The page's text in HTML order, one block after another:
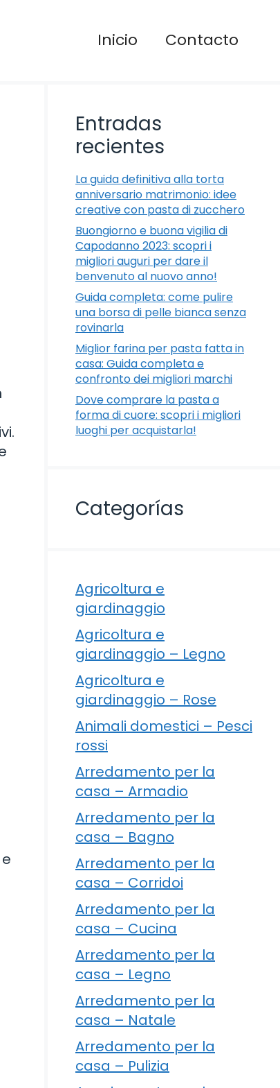
Inicio Contacto
Entradas
recientes
La guida definitiva alla torta
anniversario matrimonio: idee
creative con pasta di zucchero
Buongiorno e buona vigilia di
Capodanno 2023: scopri i
migliori auguri per dare il
benvenuto al nuovo anno!
Guida completa: come pulire
una borsa di pelle bianca senza
rovinarla
Miglior farina per pasta fatta in
casa: Guida completa e
confronto dei migliori marchi
Dove comprare la pasta a
forma di cuore: scopri i migliori
luoghi per acquistarla!
Categorías
Agricoltura e
giardinaggio
Agricoltura e
giardinaggio – Legno
Agricoltura e
giardinaggio – Rose
Animali domestici – Pesci
rossi
Arredamento per la
casa – Armadio
Arredamento per la
casa – Bagno
Arredamento per la
casa – Corridoi
Arredamento per la
casa – Cucina
Arredamento per la
casa – Legno
Arredamento per la
casa – Natale
Arredamento per la
casa – Pulizia